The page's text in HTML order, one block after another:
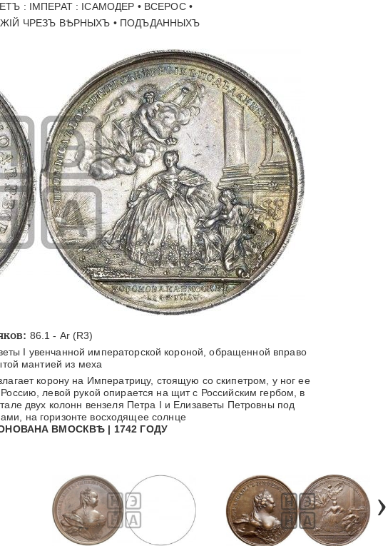
: IМПЕРАТ : IСАМОДЕР • ВСЕРОС •
ЧРЕЗЪ ВѢРНЫХЪ • ПОДЪДАННЫХЪ
86.1 - Ar (R3)
I увенчанной императорской короной, обращенной вправо
мантией из меха
корону на Императрицу, стоящую со скипетром, у ног ее
левой рукой опирается на щит с Российским гербом, в
двух колонн вензеля Петра I и Елизаветы Петровны под
на горизонте восходящее солнце
ВМОСКВѢ | 1742 ГОДУ